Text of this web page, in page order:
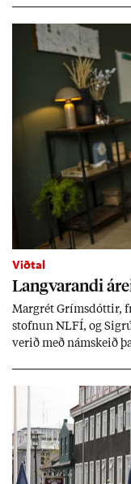
Viðtal
Langvar­andi
Mar­grét Gríms­dótt­ir,
stofn­un NLFÍ, og
ver­ið með nám­skeið